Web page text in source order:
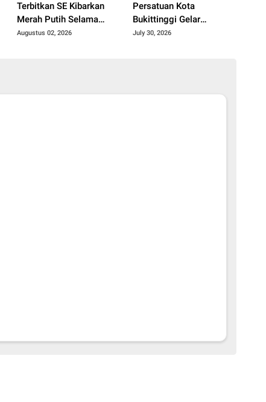
Terbitkan SE Kibarkan
Merah Putih Selama
Agustus
Augustus 02, 2026
Persatuan Kota
Bukittinggi Gelar
Pertemuan Bulanan
July 30, 2026